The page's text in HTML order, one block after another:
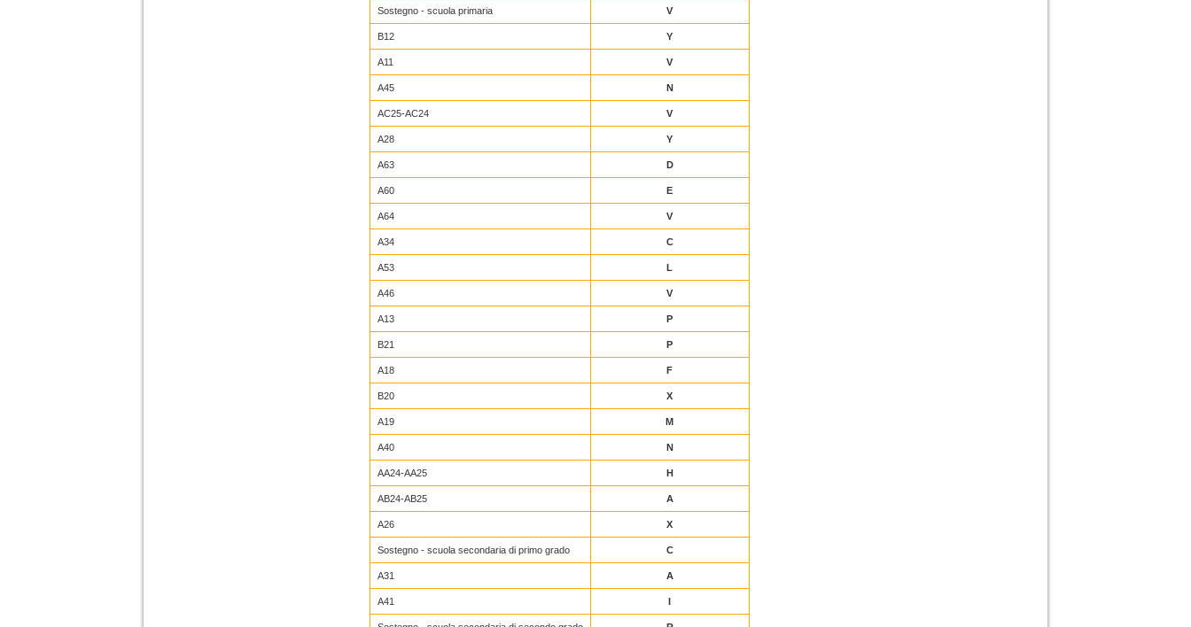
Sostegno - scuola primaria V
B12 Y
A11 V
A45 N
AC25-AC24 V
A28 Y
A63 D
A60 E
A64 V
A34 C
A53 L
A46 V
A13 P
B21 P
A18 F
B20 X
A19 M
A40 N
AA24-AA25 H
AB24-AB25 A
A26 X
Sostegno - scuola secondaria di primo grado C
A31 A
A41 I